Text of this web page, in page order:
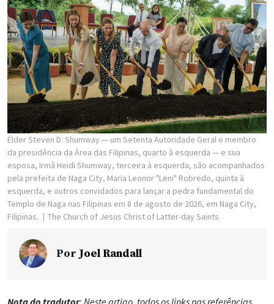
Élder Steven D. Shumway — um Setenta Autoridade Geral e membro
da presidência da Área das Filipinas, quarto à esquerda — e sua
esposa, Irmã Heidi Shumway, terceira à esquerda, são acompanhados
pela prefeita de Naga City, Maria Leonor "Leni" Robredo, quinta à
esquerda, e outros convidados para lançar a pedra fundamental do
Templo de Naga nas Filipinas em 8 de agosto de 2026, em Naga City,
Filipinas.
The Church of Jesus Christ of Latter-day Saints
Por Joel Randall
Nota do tradutor: Neste artigo, todos os links nas referências